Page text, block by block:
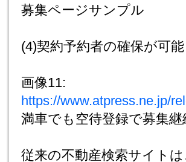
募集ページサンプル
(4)契約予約者の確保が可能
画像11:
https://www.atpress.ne.jp/
満車でも空待登録で募集継
従来の不動産検索サイト